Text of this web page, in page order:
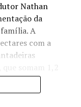
Nathan
da
A
com a